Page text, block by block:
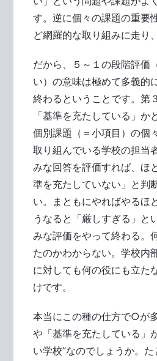
す。逆に個々の課題の重要
ど網羅的な取り組みに走り
だから、５～１の段階評価
い）の意味は極めて多義的
終わるということです。第
「基準を充たしている」か
個別課題（＝小項目）の個
取り組んでいる学校の担当
みな回答を評価すれば、ほ
準を充たしていない」と判
い。まともにやればやるほ
うなると「厳しすぎる」と
みな評価をやって終わる。
たのかわからない。学校内
に対しても何の役にも立た
けです。
本当にこの種の仕方で○が
や「基準を充たしている」
い学校”なのでしょうか。